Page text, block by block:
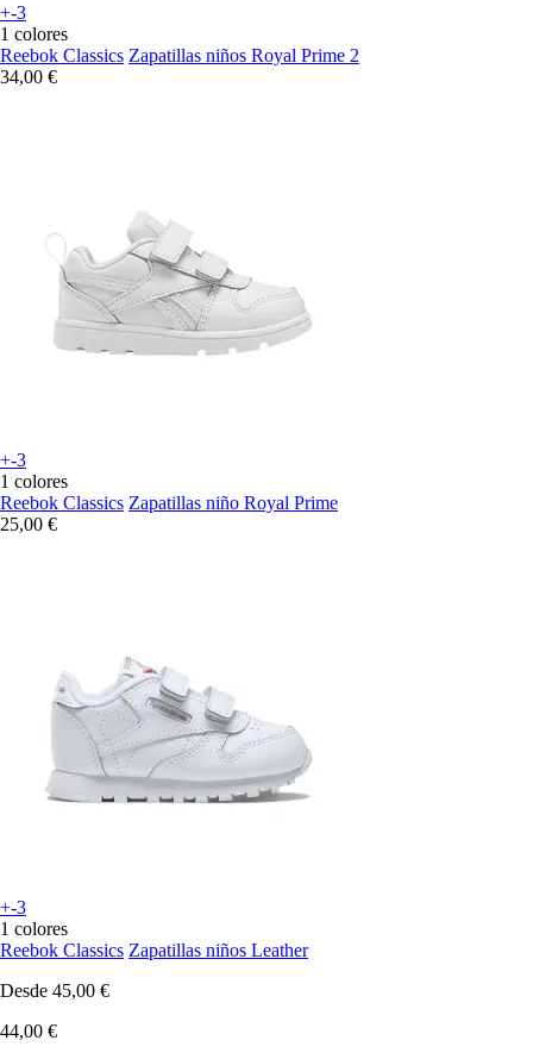
+-3
1 colores
Reebok Classics Zapatillas niños Royal Prime 2
34,00 €
+-3
1 colores
Reebok Classics Zapatillas niño Royal Prime
25,00 €
+-3
1 colores
Reebok Classics Zapatillas niños Leather
Desde 45,00 €
44,00 €